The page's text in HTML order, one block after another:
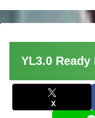
YL3.0 Ready
X